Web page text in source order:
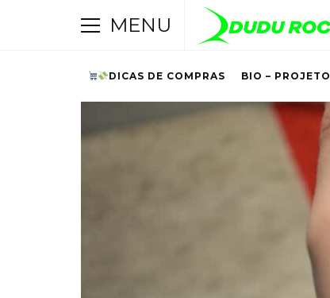
MENU
DICAS DE COMPRAS BIO –